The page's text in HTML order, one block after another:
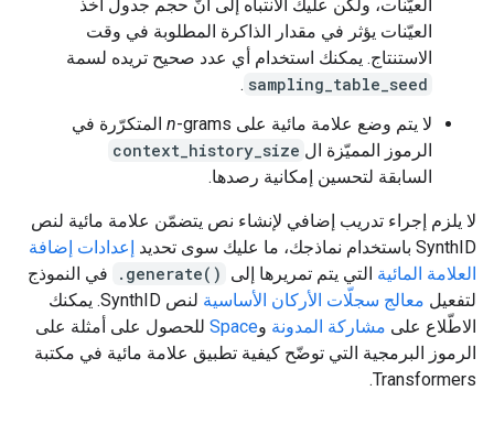
العيّنات، ولكن عليك الانتباه إلى أنّ حجم جدول أخذ
العيّنات يؤثر في مقدار الذاكرة المطلوبة في وقت
الاستنتاج. يمكنك استخدام أي عدد صحيح تريده لسمة
sampling_table_seed
.
لا يتم وضع علامة مائية على
n -grams المتكرّرة في
الرموز المميّزة ال context_history_size
السابقة لتحسين إمكانية رصدها.
لا يلزم إجراء تدريب إضافي لإنشاء نص يتضمّن علامة مائية لنص
SynthID باستخدام نماذجك، ما عليك سوى تحديد
إعدادات إضافة
العلامة المائية التي يتم تمريرها إلى .generate()
في النموذج
لتفعيل معالج سجلّات الأركان الأساسية
لنص SynthID. يمكنك
الاطّلاع على مشاركة المدونة وSpace للحصول على أمثلة على
الرموز البرمجية التي توضّح كيفية تطبيق علامة مائية في مكتبة
Transformers.